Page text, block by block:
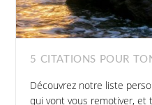
5 CITATIONS POUR
Découvrez notre liste
qui vont vous remotiver, et